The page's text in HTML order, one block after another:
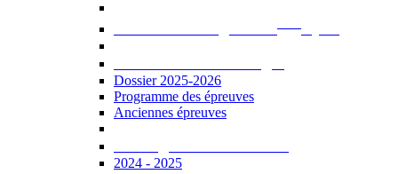
Dossier 2025-2026
Programme des épreuves
Anciennes épreuves
2024 - 2025